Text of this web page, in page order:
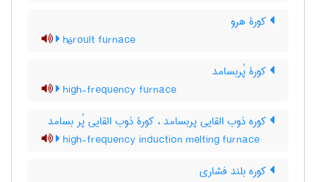
کورۀ هرو
héroult furnace
کورۀ پُربسامد
high-frequency furnace
کوره ذوب القایی پربسامد ، کورۀ ذوب القایی پُر بسامد
high-frequency induction melting furnace
کوره بلند فشاری